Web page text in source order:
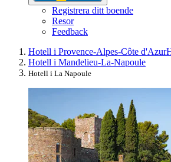
Registrera ditt boende
Resor
Feedback
Hotell i Provence-Alpes-Côte d'Azur
Hotell i Mandelieu-La-Napoule
Hotell i La Napoule